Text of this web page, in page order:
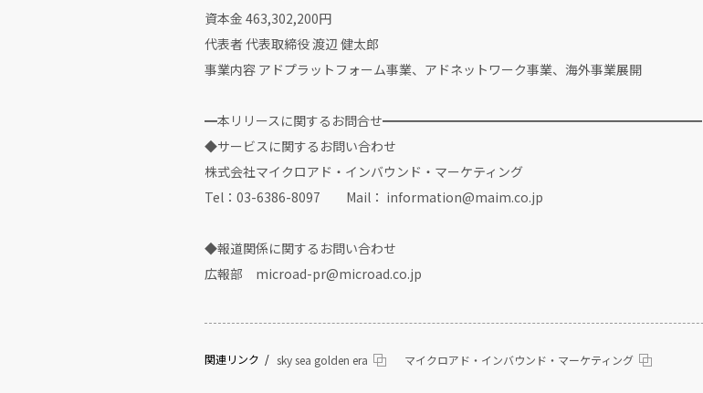
資本金 463,302,200円
代表者 代表取締役 渡辺 健太郎
事業内容 アドプラットフォーム事業、アドネットワーク事業、海外事業展開
━本リリースに関するお問合せ━━━━━━━━━━━━━━━━━━━━━━━━━
◆サービスに関するお問い合わせ
株式会社マイクロアド・インバウンド・マーケティング
Tel：03-6386-8097 Mail： information@maim.co.jp
◆報道関係に関するお問い合わせ
広報部 microad-pr@microad.co.jp
関連リンク sky sea golden era マイクロアド・インバウンド・マーケティング